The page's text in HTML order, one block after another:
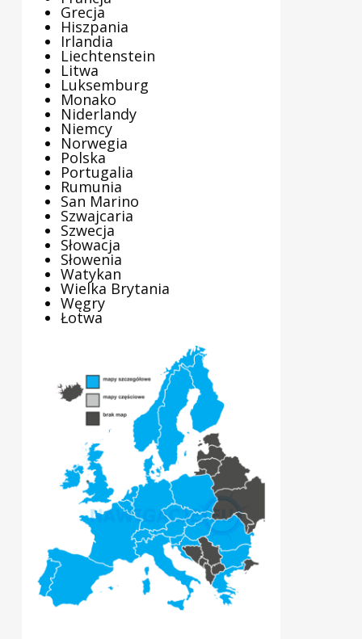
Grecja
Hiszpania
Irlandia
Liechtenstein
Litwa
Luksemburg
Monako
Niderlandy
Niemcy
Norwegia
Polska
Portugalia
Rumunia
San Marino
Szwajcaria
Szwecja
Słowacja
Słowenia
Watykan
Wielka Brytania
Węgry
Łotwa